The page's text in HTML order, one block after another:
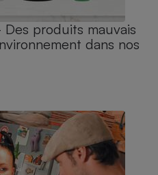
produits mauvais
dans nos